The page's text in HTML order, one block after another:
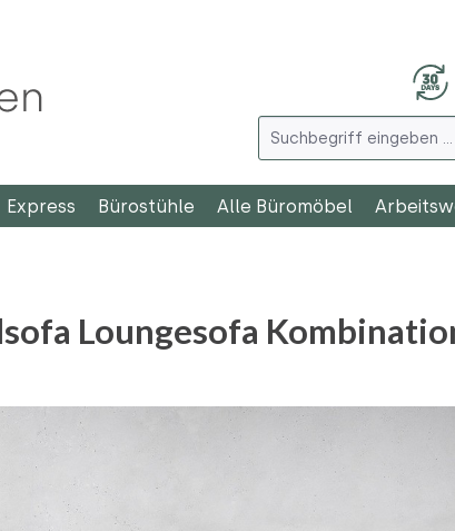
Express Bürostühle Alle Büromöbel
Loungesofa